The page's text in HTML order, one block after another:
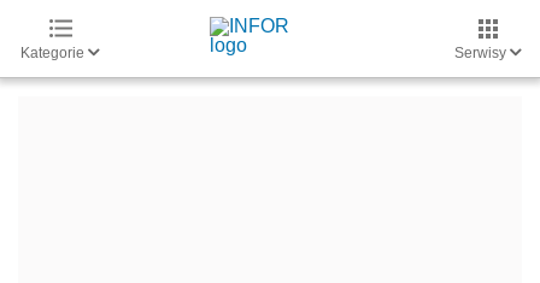
Kategorie Serwisy